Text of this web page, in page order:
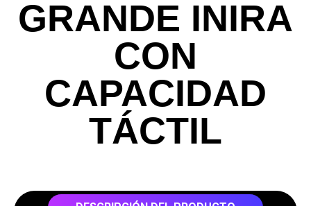
GRANDE INIRA
CON
CAPACIDAD
TÁCTIL